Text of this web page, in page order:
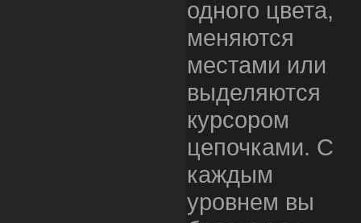
одного цвета,
меняются
местами или
выделяются
курсором
цепочками. С
каждым
уровнем вы